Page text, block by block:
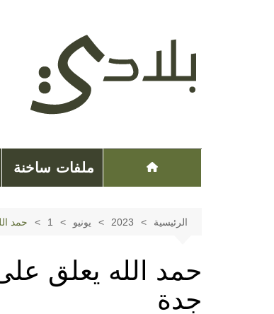
ملفات ساخنة
الرئيسية 2023 يونيو 1 حمد
حمد الله يعلق على
جدة